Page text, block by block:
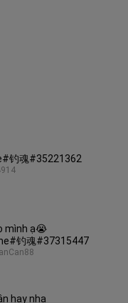
钓魂#35221362
mình ạ😭
钓魂#37315447
hay nha